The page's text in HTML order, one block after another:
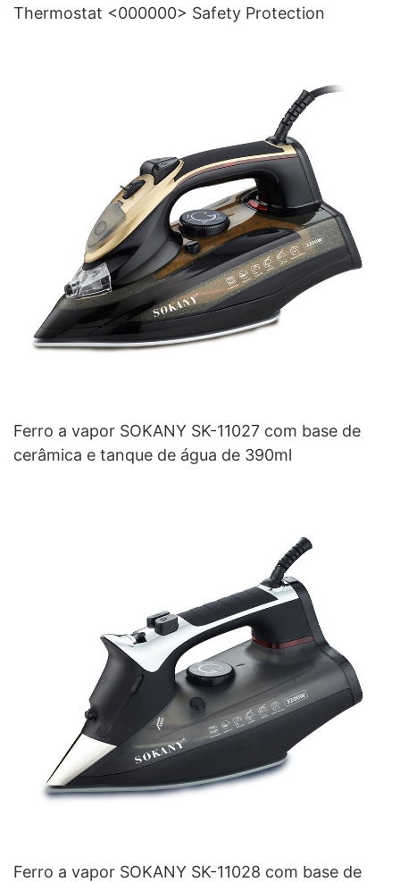
Thermostat <000000> Safety Protection
Ferro a vapor SOKANY SK-11027 com base de
cerâmica e tanque de água de 390ml
Ferro a vapor SOKANY SK-11028 com base de